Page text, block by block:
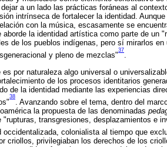
a un lado las prácticas foráneas al
intrínseca de fortalecer la identidad.
con la música, escasamente se
aborde la identidad artística como parte de un
de los pueblos indígenas, pero sí mirarlos
y pleno de mezclas"
37
.
por naturaleza algo universal o
de los procesos identitarios
de la identidad mediante las experiencias
38
. Avanzando sobre el tema, dentro del
la propuesta de las denominadas
"rupturas, transgresiones, desplazamientos e
occidentalizada, colonialista al tiempo que
criollos, privilegiaban los derechos de los